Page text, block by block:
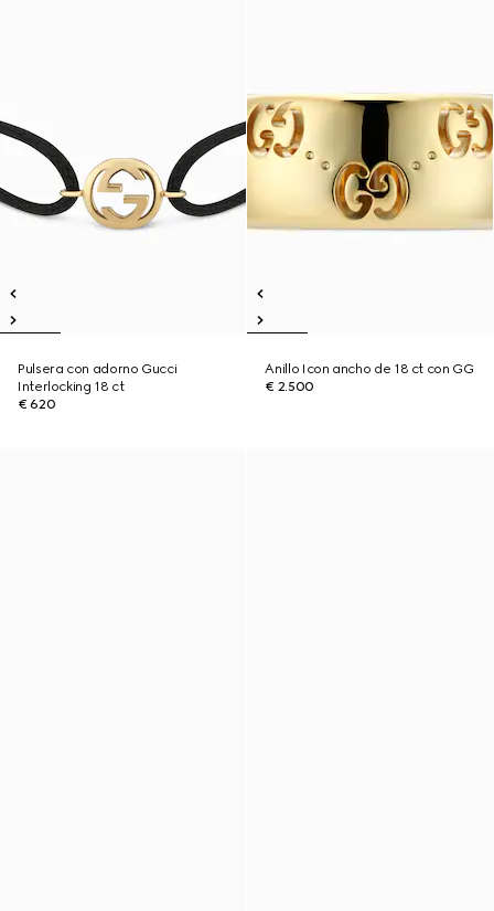
Pulsera con adorno Gucci
Interlocking 18 ct
€ 620
Anillo Icon ancho de 18 ct con GG
€ 2.500